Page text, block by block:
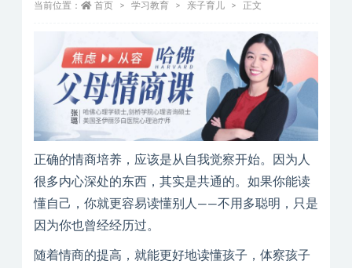
当前位置： 首页 学习教育 亲子育儿 正文
正确的情商培养，应该是从自我觉察开始。因为人
很多内心深处的东西，其实是共通的。如果你能读
懂自己，你就更容易读懂别人——不用多聪明，只是
因为你也曾经经历过。
随着情商的提高，就能更好地读懂孩子，体察孩子